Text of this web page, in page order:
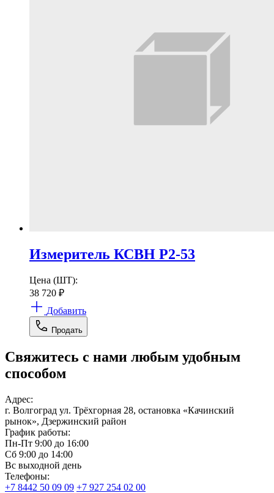
Измеритель КСВН Р2-53
Цена (ШТ):
38 720 ₽
Добавить
Продать
Свяжитесь с нами любым удобным
способом
Адрес:
г. Волгоград ул. Трёхгорная 28, остановка «Качинский
рынок», Дзержинский район
График работы:
Пн-Пт 9:00 до 16:00
Сб 9:00 до 14:00
Вс выходной день
Телефоны:
+7 8442 50 09 09 +7 927 254 02 00